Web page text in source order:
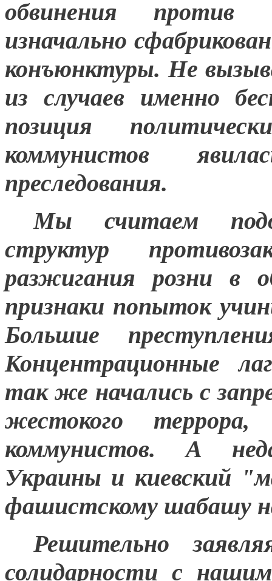
обвинения
изначально
конъюнктуры. Не
из случаев именно
позиция
коммунистов
преследования.
Мы считаем
структур
разжигания розни в
признаки попыток
Большие
Концентрационные
так же начались с
жестокого
коммунистов. А
Украины и киевский
фашистскому шабашу
Решительно
солидарности с